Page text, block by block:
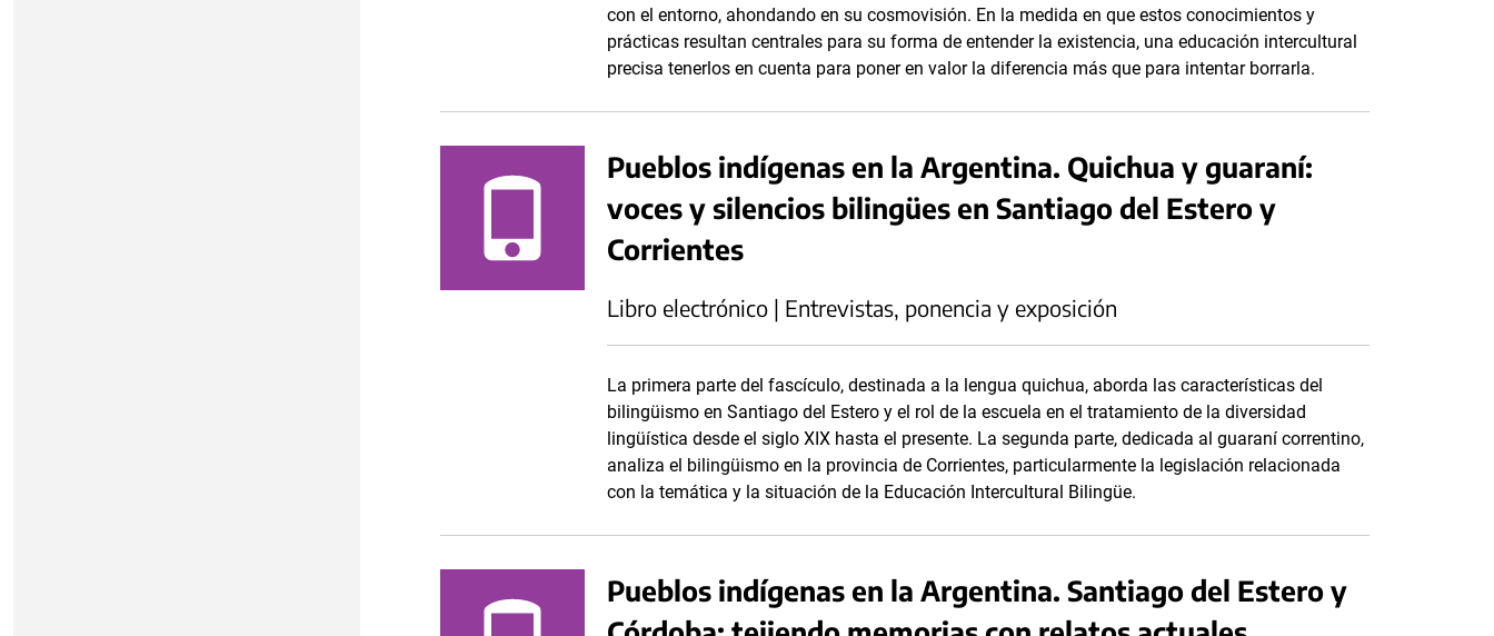
con el entorno, ahondando en su cosmovisión. En la medida en que estos conocimientos y
prácticas resultan centrales para su forma de entender la existencia, una educación intercultural
precisa tenerlos en cuenta para poner en valor la diferencia más que para intentar borrarla.
Pueblos indígenas en la Argentina. Quichua y guaraní:
voces y silencios bilingües en Santiago del Estero y
Corrientes
Libro electrónico | Entrevistas, ponencia y exposición
La primera parte del fascículo, destinada a la lengua quichua, aborda las características del
bilingüismo en Santiago del Estero y el rol de la escuela en el tratamiento de la diversidad
lingüística desde el siglo XIX hasta el presente. La segunda parte, dedicada al guaraní correntino,
analiza el bilingüismo en la provincia de Corrientes, particularmente la legislación relacionada
con la temática y la situación de la Educación Intercultural Bilingüe.
Pueblos indígenas en la Argentina. Santiago del Estero y